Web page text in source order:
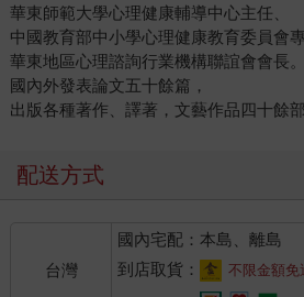
華東師範大學心理健康輔導中心主任、
中國教育部中小學心理健康教育委員會專
華東地區心理諮詢行業機構聯誼會會長。
國內外發表論文五十餘篇，
出版各種著作、譯著，文藝作品四十餘部
配送方式
台灣
國內宅配：本島、離島
到店取貨：
不限金額免